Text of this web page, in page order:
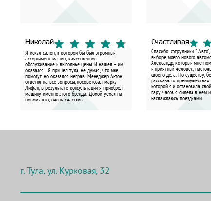
Николай
Я искал салон, в котором бы был огромный
ассортимент машин, качественное
обслуживание и выгодные цены. И нашел – им
оказался . Я пришел туда, не думая, что мне
помогут, но оказался неправ. Менеджер Антон
ответил на все вопросы, посоветовал марку
Лифан, в результате консультации я приобрел
машину именно этого бренда. Домой уехал на
новом авто, очень счастлив.
Счастливая
Спасибо, сотрудники "
выборе моего нового
Александр, который мне
и приятный человек,
своего дела. По существу,
рассказал о
которой я и остановила
пару часов я сидела в нем
наслаждаюсь поездками.
г. Тула, ул. Курковая, 32